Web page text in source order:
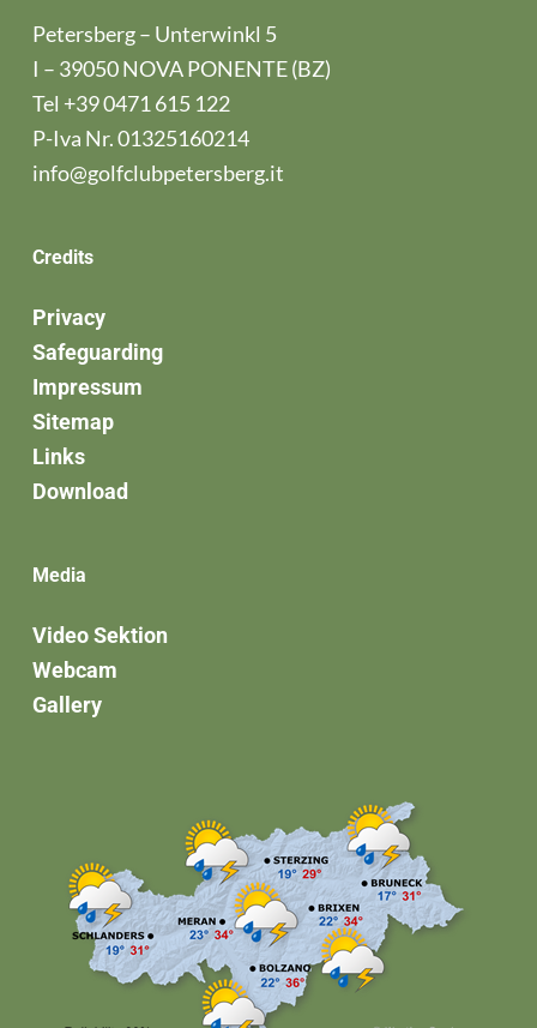
Petersberg – Unterwinkl 5
I – 39050 NOVA PONENTE (BZ)
Tel +39 0471 615 122
P-Iva Nr. 01325160214
info@golfclubpetersberg.it
Credits
Privacy
Safeguarding
Impressum
Sitemap
Links
Download
Media
Video Sektion
Webcam
Gallery